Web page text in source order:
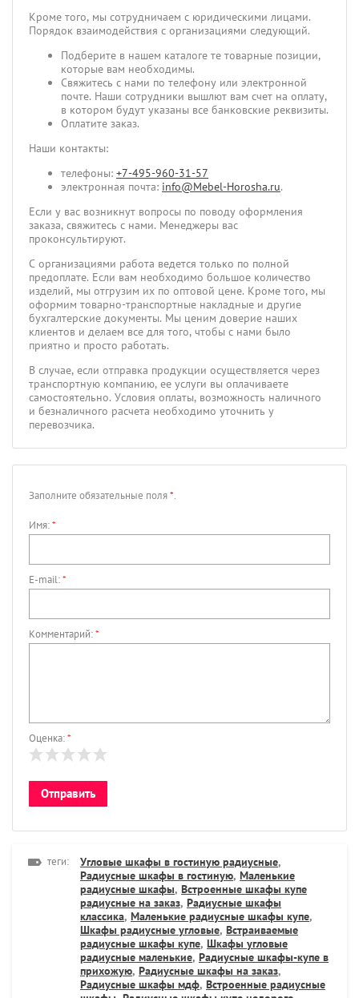
Кроме того, мы сотрудничаем с юридическими лицами.
Порядок взаимодействия с организациями следующий.
Подберите в нашем каталоге те товарные позиции,
которые вам необходимы.
Свяжитесь с нами по телефону или электронной
почте. Наши сотрудники вышлют вам счет на оплату,
в котором будут указаны все банковские реквизиты.
Оплатите заказ.
Наши контакты:
телефоны: +7-495-960-31-57
электронная почта: info@Mebel-Horosha.ru.
Если у вас возникнут вопросы по поводу оформления
заказа, свяжитесь с нами. Менеджеры вас
проконсультируют.
С организациями работа ведется только по полной
предоплате. Если вам необходимо большое количество
изделий, мы отгрузим их по оптовой цене. Кроме того, мы
оформим товарно-транспортные накладные и другие
бухгалтерские документы. Мы ценим доверие наших
клиентов и делаем все для того, чтобы с нами было
приятно и просто работать.
В случае, если отправка продукции осуществляется через
транспортную компанию, ее услуги вы оплачиваете
самостоятельно. Условия оплаты, возможность наличного
и безналичного расчета необходимо уточнить у
перевозчика.
Заполните обязательные поля*.
Имя:*
E-mail:*
Комментарий:*
Оценка:*
теги: Угловые шкафы в гостиную радиусные,
Радиусные шкафы в гостиную, Маленькие
радиусные шкафы, Встроенные шкафы купе
радиусные на заказ, Радиусные шкафы
классика, Маленькие радиусные шкафы купе,
Шкафы радиусные угловые, Встраиваемые
радиусные шкафы купе, Шкафы угловые
радиусные маленькие, Радиусные шкафы-купе в
прихожую, Радиусные шкафы на заказ,
Радиусные шкафы мдф, Встроенные радиусные